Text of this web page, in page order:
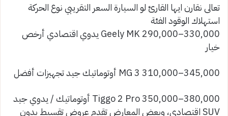
تعالى نقارن ايها القارئ لو السيارة السعر التقريبي نوع الحركة
استهلاك الوقود الفئة
Geely MK 290,000–330,000 يدوي اقتصادي أرخص
خيار
MG 3 310,000–345,000 أوتوماتيك جيد تجهيزات أفضل
Tiggo 2 Pro 350,000–380,000 أوتوماتيك / يدوي جيد
SUV اقتصادي، وبعض المعارض تقدم عروض تقسيط بدون